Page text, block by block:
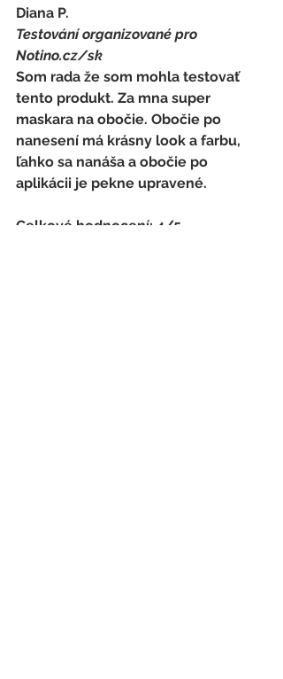
Diana P.
Testování organizované pro
Notino.cz/sk
Som rada že som mohla testovať
tento produkt. Za mna super
maskara na obočie. Obočie po
nanesení má krásny look a farbu,
ľahko sa nanáša a obočie po
aplikácii je pekne upravené.
Celkové hodnocení: 4/5